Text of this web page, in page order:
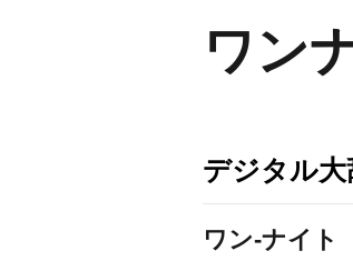
ワン
デジタル大
ワン‐ナイト